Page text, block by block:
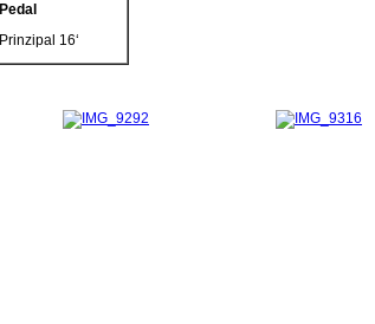
Pedal
Prinzipal 16‘